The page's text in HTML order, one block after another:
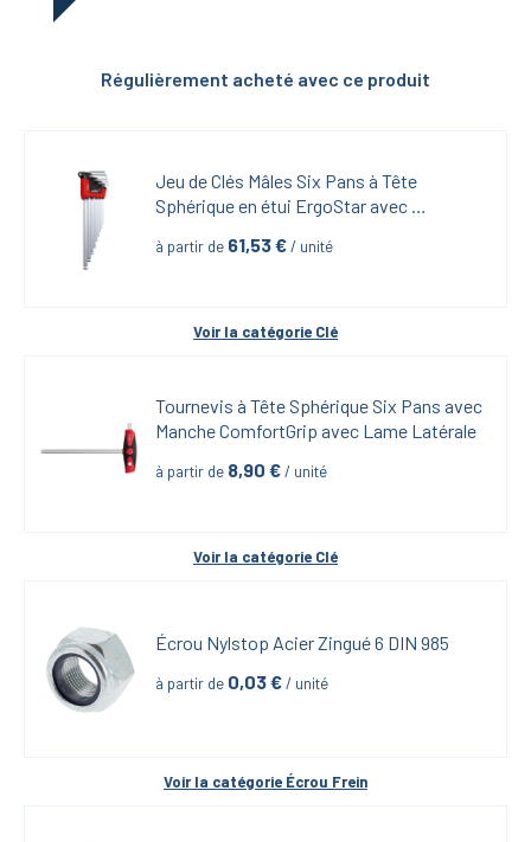
Régulièrement acheté avec ce produit
Jeu de Clés Mâles Six Pans à Tête
Sphérique en étui ErgoStar avec
à partir de 61,53 € / unité
Voir la catégorie Clé
Tournevis à Tête Sphérique Six Pans avec
Manche ComfortGrip avec Lame Latérale
à partir de 8,90 € / unité
Voir la catégorie Clé
Écrou Nylstop Acier Zingué 6 DIN 985
à partir de 0,03 € / unité
Voir la catégorie Écrou Frein